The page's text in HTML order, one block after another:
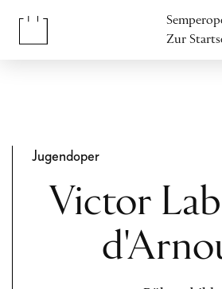
Zur
Jugendoper
Victor